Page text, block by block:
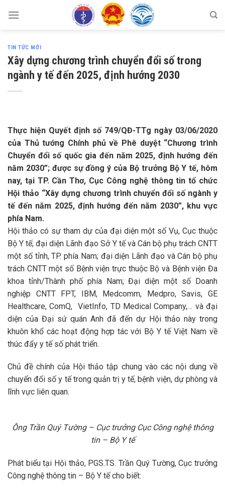
TIN TỨC MỚI
Xây dựng chương trình chuyển đổi số trong
ngành y tế đến 2025, định hướng 2030
Thực hiện Quyết định số 749/QĐ-TTg ngày 03/06/2020
của Thủ tướng Chính phủ về Phê duyệt “Chương trình
Chuyển đổi số quốc gia đến năm 2025, định hướng đến
năm 2030”; được sự đồng ý của Bộ trưởng Bộ Y tế, hôm
nay, tại TP. Cần Thơ, Cục Công nghệ thông tin tổ chức
Hội thảo “Xây dựng chương trình chuyển đổi số ngành y
tế đến năm 2025, định hướng đến năm 2030”, khu vực
phía Nam.
Hội thảo có sự tham dự của đại diện một số Vụ, Cục thuộc
Bộ Y tế; đại diện Lãnh đạo Sở Y tế và Cán bộ phụ trách CNTT
một số tỉnh, TP. phía Nam; đại diện Lãnh đạo và Cán bộ phụ
trách CNTT một số Bệnh viện trực thuộc Bộ và Bệnh viện Đa
khoa tỉnh/Thành phố phía Nam; Đại diện một số Doanh
nghiệp CNTT FPT, IBM, Medcomm, Medpro, Savis, GE
Healthcare, ComQ, VietInfo, TD Medical Company,… và đại
diện của Đại sứ quán Anh đã đến dự Hội thảo này trong
khuôn khổ các hoạt động hợp tác với Bộ Y tế Việt Nam về
thúc đẩy y tế số phát triển.
Chủ đề chính của Hội thảo tập chung vào các nội dung về
chuyển đổi số y tế trong quản trị y tế, bệnh viện, dự phòng và
lĩnh vực liên quan.
Ông Trần Quý Tường – Cục trưởng Cục Công nghệ thông
tin – Bộ Y tế
Phát biểu tại Hội thảo, PGS.TS. Trần Quý Tường, Cục trưởng
Công nghệ thông tin – Bộ Y tế cho biết: